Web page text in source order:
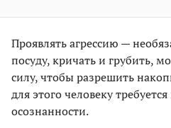
Проявлять агрессию —
посуду, кричать и грубить,
силу, чтобы разрешить
для этого человеку
осознанности.